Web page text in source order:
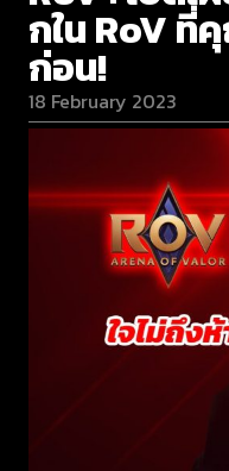
กใน RoV ที่
ก่อน!
18 February 2023